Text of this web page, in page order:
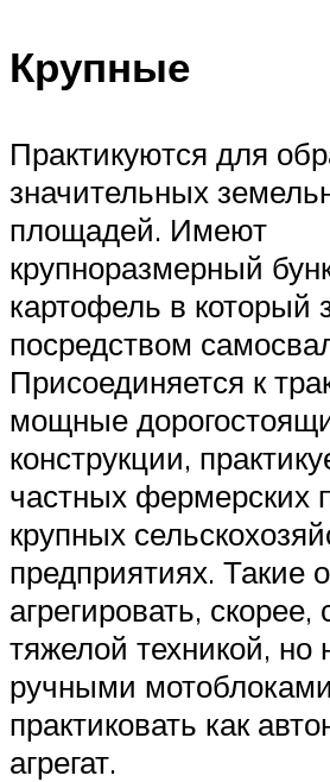
Крупные
Практикуются для
значительных
площадей. Имеют
крупноразмерный
картофель в который
посредством
Присоединяется к
мощные
конструкции,
частных фермерских
крупных
предприятиях. Такие
агрегировать,
тяжелой техникой, но
ручными
практиковать как
агрегат.